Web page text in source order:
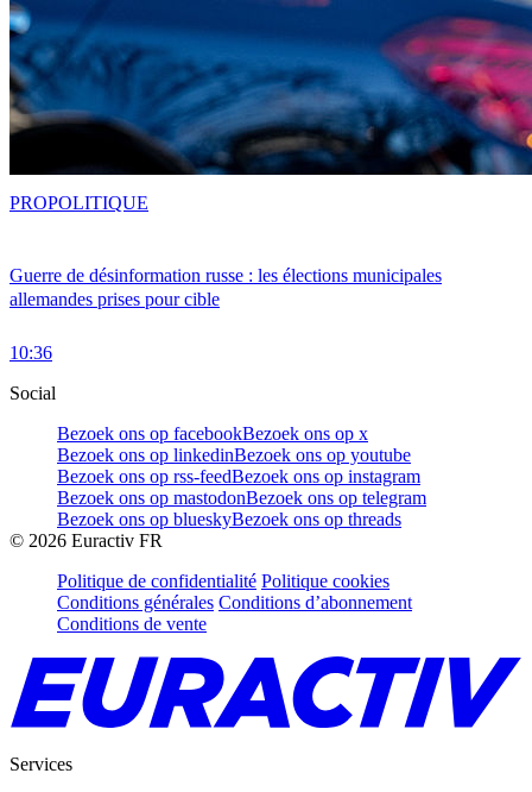
Guerre de désinformation russe : les élections municipales
allemandes prises pour cible
10:36
PROPOLITIQUE
Social
Bezoek ons op facebookBezoek ons op x
Bezoek ons op linkedinBezoek ons op youtube
Bezoek ons op rss-feedBezoek ons op instagram
Bezoek ons op mastodonBezoek ons op telegram
Bezoek ons op blueskyBezoek ons op threads
© 2026 Euractiv FR
Politique de confidentialité Politique cookies
Conditions générales Conditions d’abonnement
Conditions de vente
Services